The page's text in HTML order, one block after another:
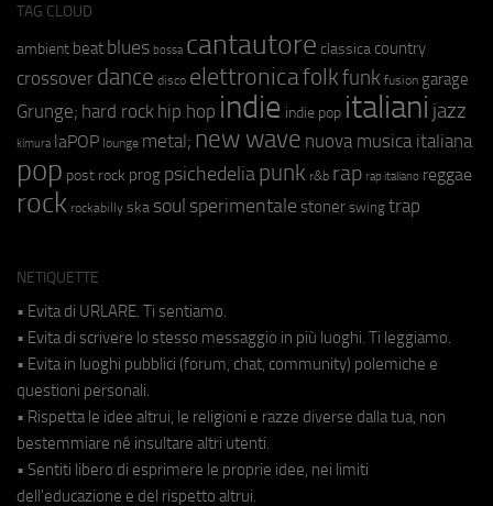
TAG CLOUD
ambient beat blues bossa cantautore classica country
crossover dance disco elettronicafolkfunk fusion garage
Grunge; hard rock hip hop indie indie pop italiani jazz
kimura laPOP lounge metal; new wave nuova musica italiana
pop post rock prog psichedeliapunk r&b rap rap italiano reggae
rock rockabilly ska soul sperimentale stoner swing trap
NETIQUETTE
• Evita di URLARE. Ti sentiamo.
• Evita di scrivere lo stesso messaggio in più luoghi. Ti leggiamo.
• Evita in luoghi pubblici (forum, chat, community) polemiche e
questioni personali.
• Rispetta le idee altrui, le religioni e razze diverse dalla tua, non
bestemmiare né insultare altri utenti.
• Sentiti libero di esprimere le proprie idee, nei limiti
dell'educazione e del rispetto altrui.